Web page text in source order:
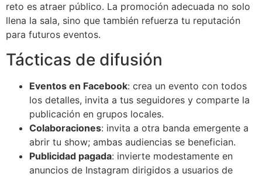
reto es atraer público. La promoción adecuada no solo
llena la sala, sino que también refuerza tu reputación
para futuros eventos.
Tácticas de difusión
Eventos en Facebook: crea un evento con todos
los detalles, invita a tus seguidores y comparte la
publicación en grupos locales.
Colaboraciones: invita a otra banda emergente a
abrir tu show; ambas audiencias se benefician.
Publicidad pagada: invierte modestamente en
anuncios de Instagram dirigidos a usuarios de